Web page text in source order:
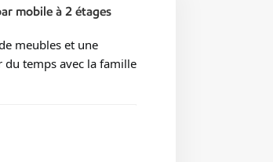
mobile à 2 étages
meubles et une
du temps avec la famille